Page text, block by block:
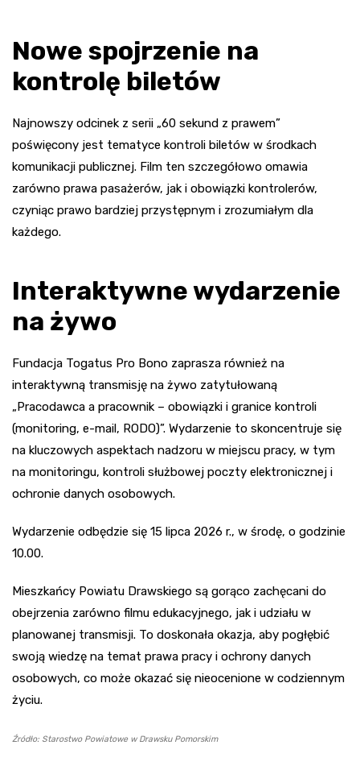
Nowe spojrzenie na
kontrolę biletów
Najnowszy odcinek z serii „60 sekund z prawem”
poświęcony jest tematyce kontroli biletów w środkach
komunikacji publicznej. Film ten szczegółowo omawia
zarówno prawa pasażerów, jak i obowiązki kontrolerów,
czyniąc prawo bardziej przystępnym i zrozumiałym dla
każdego.
Interaktywne wydarzenie
na żywo
Fundacja Togatus Pro Bono zaprasza również na
interaktywną transmisję na żywo zatytułowaną
„Pracodawca a pracownik – obowiązki i granice kontroli
(monitoring, e-mail, RODO)”. Wydarzenie to skoncentruje się
na kluczowych aspektach nadzoru w miejscu pracy, w tym
na monitoringu, kontroli służbowej poczty elektronicznej i
ochronie danych osobowych.
Wydarzenie odbędzie się 15 lipca 2026 r., w środę, o godzinie
10.00.
Mieszkańcy Powiatu Drawskiego są gorąco zachęcani do
obejrzenia zarówno filmu edukacyjnego, jak i udziału w
planowanej transmisji. To doskonała okazja, aby pogłębić
swoją wiedzę na temat prawa pracy i ochrony danych
osobowych, co może okazać się nieocenione w codziennym
życiu.
Źródło: Starostwo Powiatowe w Drawsku Pomorskim